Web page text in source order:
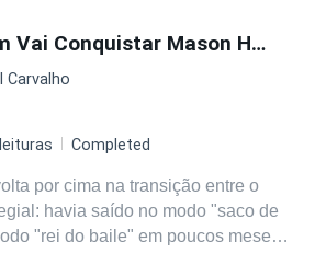
nada saí como o planejado, eQuem Vai Conquistar Mason Harris?
Carvalho
Completed
por cima na transição entre o
havia saído no modo "saco de
"rei do baile" em poucos meses.